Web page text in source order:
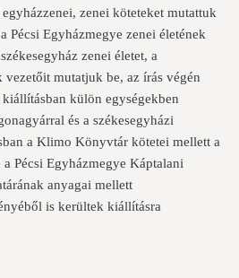
zenei köteteket mutattuk
Pécsi Egyházmegye zenei életének
zenei életet, a
vezetőit mutatjuk be, az írás végén
külön egységekben
és a székesegyházi
a Klimo Könyvtár kötetei mellett a
Pécsi Egyházmegye Káptalani
anyagai mellett
is kerültek kiállításra